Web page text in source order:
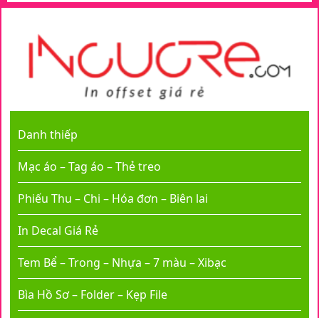
Danh thiếp
Mạc áo – Tag áo – Thẻ treo
Phiếu Thu – Chi – Hóa đơn – Biên lai
In Decal Giá Rẻ
Tem Bể – Trong – Nhựa – 7 màu – Xibạc
Bìa Hồ Sơ – Folder – Kẹp File